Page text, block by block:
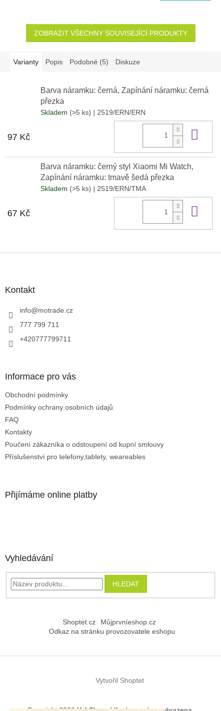
ZOBRAZIT VŠECHNY SOUVISEJÍCÍ PRODUKTY
Varianty Popis Podobné (5) Diskuze
Barva náramku: černá, Zapínání náramku: černá
přezka
Skladem (>5 ks) | 2519/ERN/ERN
97 Kč
Barva náramku: černý styl Xiaomi Mi Watch,
Zapínání náramku: tmavě šedá přezka
Skladem (>5 ks) | 2519/ERN/TMA
67 Kč
Kontakt
info@motrade.cz
777 799 711
+420777799711
Informace pro vás
Obchodní podmínky
Podmínky ochrany osobních údajů
FAQ
Kontakty
Poučení zákazníka o odstoupení od kupní smlouvy
Příslušenství pro telefony,tablety, weareables
Přijímáme online platby
Vyhledávání
HLEDAT
Shoptet.cz
Můjprvníeshop.cz
Odkaz na stránku provozovatele eshopu
Vytvořil Shoptet